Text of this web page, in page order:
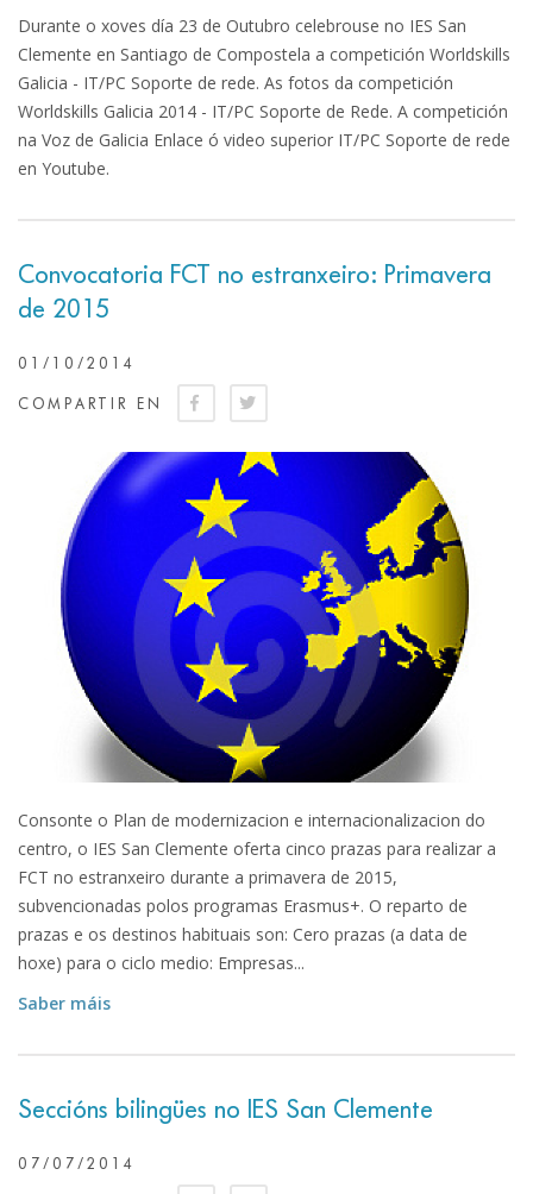
Durante o xoves día 23 de Outubro celebrouse no IES San
Clemente en Santiago de Compostela a competición Worldskills
Galicia - IT/PC Soporte de rede. As fotos da competición
Worldskills Galicia 2014 - IT/PC Soporte de Rede. A competición
na Voz de Galicia Enlace ó video superior IT/PC Soporte de rede
en Youtube.
Convocatoria FCT no estranxeiro: Primavera
de 2015
01/10/2014
COMPARTIR EN
Consonte o Plan de modernizacion e internacionalizacion do
centro, o IES San Clemente oferta cinco prazas para realizar a
FCT no estranxeiro durante a primavera de 2015,
subvencionadas polos programas Erasmus+. O reparto de
prazas e os destinos habituais son: Cero prazas (a data de
hoxe) para o ciclo medio: Empresas...
Saber máis
Seccións bilingües no IES San Clemente
07/07/2014